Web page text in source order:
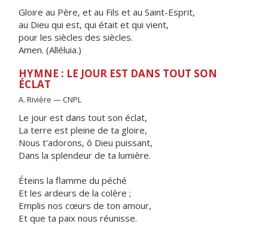
Gloire au Père, et au Fils et au Saint-Esprit,
au Dieu qui est, qui était et qui vient,
pour les siècles des siècles.
Amen. (Alléluia.)
HYMNE : LE JOUR EST DANS TOUT SON
ÉCLAT
A. Rivière — CNPL
Le jour est dans tout son éclat,
La terre est pleine de ta gloire,
Nous t'adorons, ô Dieu puissant,
Dans la splendeur de ta lumière.
Éteins la flamme du péché
Et les ardeurs de la colère ;
Emplis nos cœurs de ton amour,
Et que ta paix nous réunisse.